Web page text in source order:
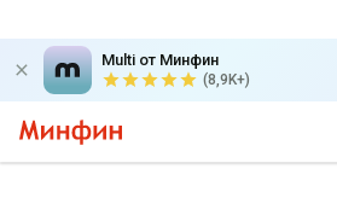
Multi от Минфин
(8,9K+)